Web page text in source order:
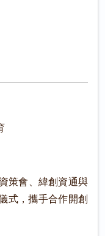
策會、緯創資通與
式，攜手合作開創